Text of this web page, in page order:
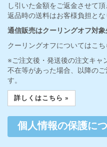
し引いた金額をご返金させて頂
返品時の送料はお客様負担とな
通信販売はクーリングオフ対
クーリングオフについてはこ
※ご注文後・発送後の注文キャ
不在等があった場合、以降の
す。
詳しくはこちら »
個人情報の保護に